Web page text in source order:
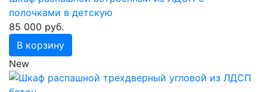
полочками в детскую
85 000 руб.
В корзину
New